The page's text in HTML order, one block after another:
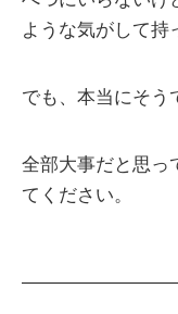
ような気がして持
でも、本当にそう
全部大事だと思っ
てください。